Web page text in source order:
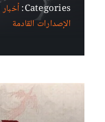
Categories:
الإصدارات القادمة